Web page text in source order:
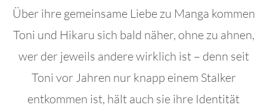
Über ihre gemeinsame Liebe zu Manga kommen
Toni und Hikaru sich bald näher, ohne zu ahnen,
wer der jeweils andere wirklich ist – denn seit
Toni vor Jahren nur knapp einem Stalker
entkommen ist, hält auch sie ihre Identität